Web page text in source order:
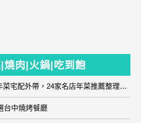
燒肉|火鍋|吃到飽
2024年菜預購、年菜宅配外帶，24家名店年菜推薦整理，圍爐輕鬆上菜團圓趣
台中燒烤餐廳